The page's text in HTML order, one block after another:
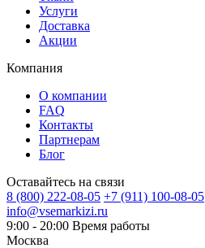
Услуги
Доставка
Акции
Компания
О компании
FAQ
Контакты
Партнерам
Блог
Оставайтесь на связи
8 (800) 222-08-05 +7 (911) 100-08-05
info@vsemarkizi.ru
9:00 - 20:00 Время работы
Москва